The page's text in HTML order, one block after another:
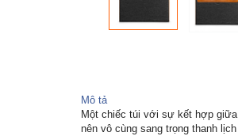
Mô tả
Một chiếc túi với sự kết hợp
nên vô cùng sang trọng thanh